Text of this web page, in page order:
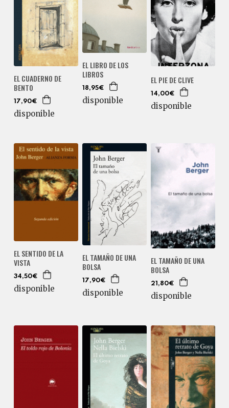
EL CUADERNO DE
BENTO
17,90€
disponible
EL LIBRO DE LOS
LIBROS
18,95€
disponible
EL PIE DE CLIVE
14,00€
disponible
EL SENTIDO DE LA
VISTA
34,50€
disponible
EL TAMAÑO DE UNA
BOLSA
17,90€
disponible
EL TAMAÑO DE UNA
BOLSA
21,80€
disponible